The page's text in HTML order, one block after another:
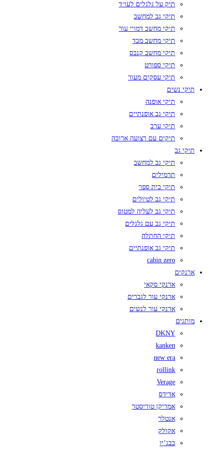
תיק על גלגלים לעו״ד
תיקי גב למחשב
תיקי מחשב דמויי עור
תיקי מחשב מבד
תיקי מחשב קנבס
תיקי ספורט
תיקי עסקים מעור
תיקי נשים
תיקי אופנה
תיקי גב אופנתיים
תיקי ערב
תיקים עם רצועה ארוכה
תיקי גב
תיקי גב למחשב
תרמילים
תיקי בית ספר
תיקי גב לטיולים
תיקי גב לעליה למטוס
תיקי גב עם גלגלים
תיקי החתלה
תיקי גב אופנתיים
cabin zero
ארנקים
ארנקי סקאי
ארנקי עור לגברים
ארנקי עור לנשים
מותגים
DKNY
kanken
new era
rollink
Verage
אדידס
אמריקן טוריסטר
אנטלר
אקולק
בבג’יו